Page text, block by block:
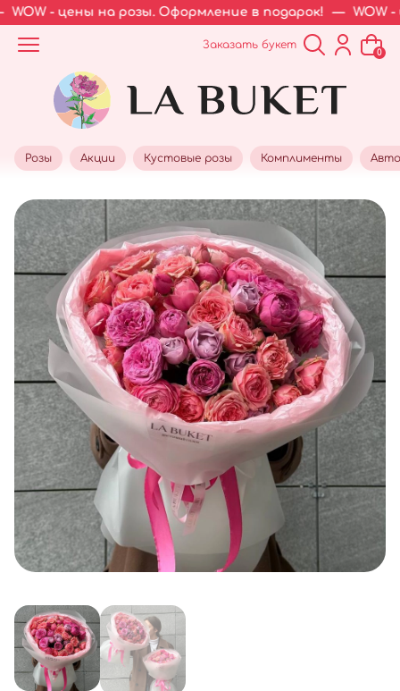
- цены на розы. Оформление в подарок! — WOW -
Заказать букет
0
Розы Акции Кустовые розы Комплименты